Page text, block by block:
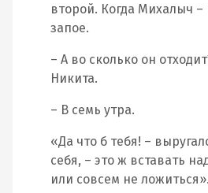
второй. Когда Михалыч –
запое.
– А во сколько он
Никита.
– В семь утра.
«Да что б тебя! –
себя, – это ж вставать
или совсем не ложиться».